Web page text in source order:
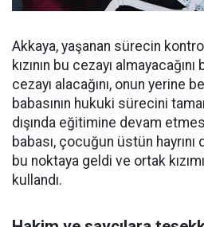
Akkaya, yaşanan sürecin
kızının bu cezayı
cezayı alacağını, onun yerine
babasının hukuki sürecini
dışında eğitimine devam
babası, çocuğun üstün
bu noktaya geldi ve ortak
kullandı.